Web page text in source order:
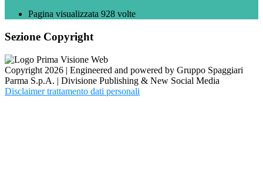
Pagina visualizzata 928 volte
Sezione Copyright
Copyright 2026 | Engineered and powered by Gruppo Spaggiari
Parma S.p.A. | Divisione Publishing & New Social Media
Disclaimer trattamento dati personali